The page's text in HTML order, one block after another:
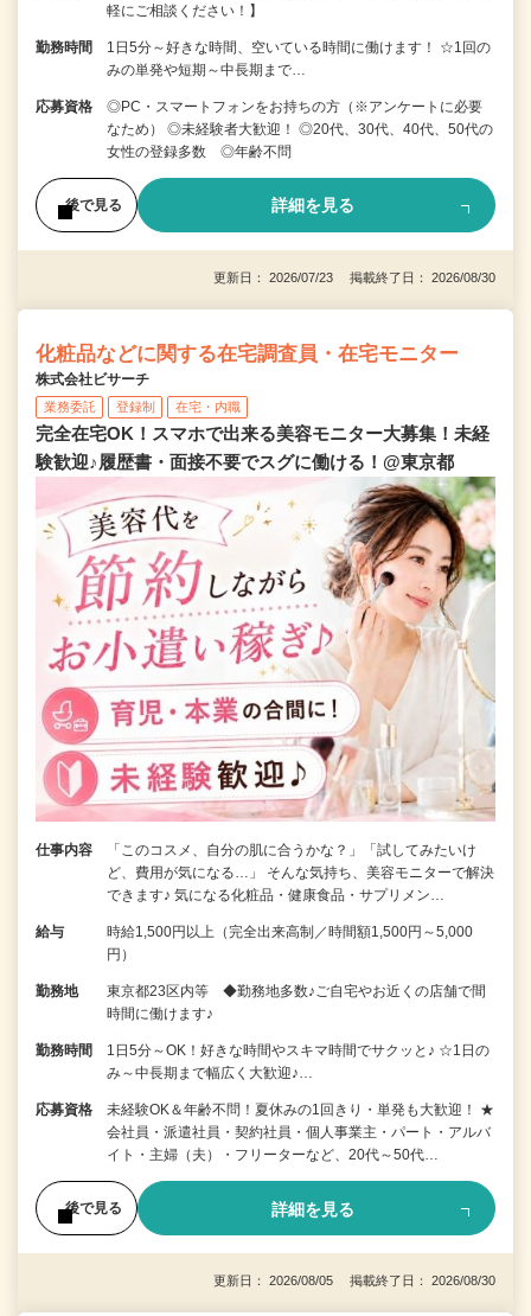
軽にご相談ください！】
勤務時間
1日5分～好きな時間、空いている時間に働けます！ ☆1回の
みの単発や短期～中長期まで…
応募資格
◎PC・スマートフォンをお持ちの方（※アンケートに必要
なため） ◎未経験者大歓迎！ ◎20代、30代、40代、50代の
女性の登録多数 ◎年齢不問
後で見る 詳細を見る
更新日： 2026/07/23 掲載終了日： 2026/08/30
化粧品などに関する在宅調査員・在宅モニター
株式会社ビサーチ
業務委託 登録制 在宅・内職
完全在宅OK！スマホで出来る美容モニター大募集！未経
験歓迎♪履歴書・面接不要でスグに働ける！@東京都
仕事内容
「このコスメ、自分の肌に合うかな？」「試してみたいけ
ど、費用が気になる…」 そんな気持ち、美容モニターで解決
できます♪ 気になる化粧品・健康食品・サプリメン…
給与
時給1,500円以上（完全出来高制／時間額1,500円～5,000
円）
勤務地
東京都23区内等 ◆勤務地多数♪ご自宅やお近くの店舗で間
時間に働けます♪
勤務時間
1日5分～OK！好きな時間やスキマ時間でサクッと♪ ☆1日の
み～中長期まで幅広く大歓迎♪…
応募資格
未経験OK＆年齢不問！夏休みの1回きり・単発も大歓迎！ ★
会社員・派遣社員・契約社員・個人事業主・パート・アルバ
イト・主婦（夫）・フリーターなど、20代～50代…
後で見る 詳細を見る
更新日： 2026/08/05 掲載終了日： 2026/08/30